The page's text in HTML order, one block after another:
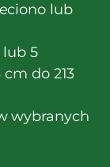
lub
lub 5
cm do 213
wybranych